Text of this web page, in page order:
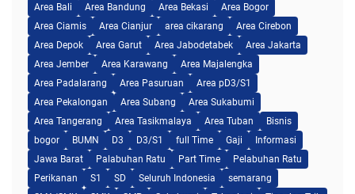
Area Bali Area Bandung Area Bekasi
Area Bogor
Area Ciamis
Area Cianjur area cikarang
Area Cirebon
Area Depok
Area Garut Area Jabodetabek
Area Jakarta
Area Jember
Area Karawang
Area Majalengka
Area Padalarang
Area Pasuruan
Area pD3/S1
Area Pekalongan
Area Subang
Area Sukabumi
Area Tangerang
Area Tasikmalaya Area Tuban
Bisnis
bogor
BUMN D3 D3/S1 full Time Gaji
Informasi
Jawa Barat
Palabuhan Ratu Part Time
Pelabuhan Ratu
Perikanan
S1 SD Seluruh Indonesia
semarang